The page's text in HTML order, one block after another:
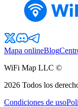
Mapa onlineBlog
WiFi Map LLC ©
2026 Todos los
Condiciones de uso